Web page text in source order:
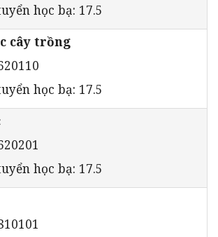
học bạ: 17.5
cây trồng
học bạ: 17.5
học bạ: 17.5